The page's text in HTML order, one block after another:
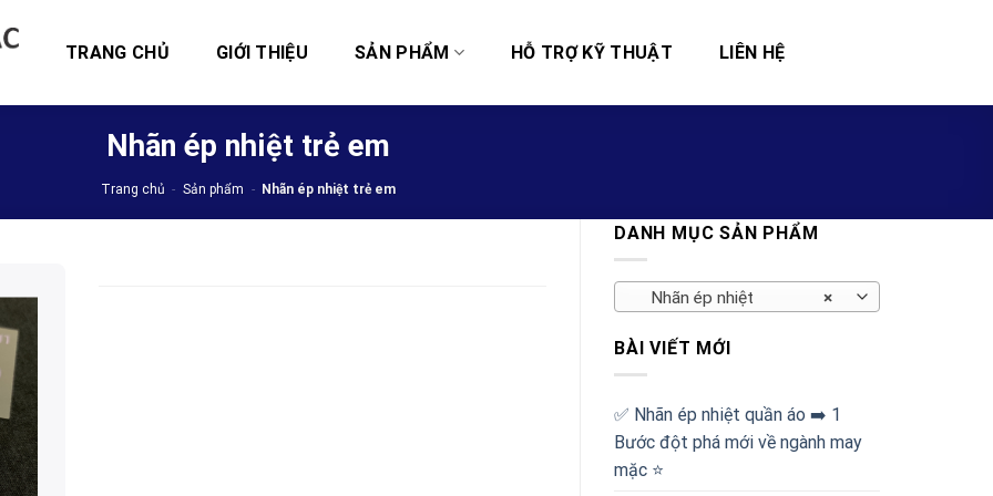
TRANG CHỦ GIỚI THIỆU SẢN PHẨM HỖ TRỢ KỸ THUẬT LIÊN HỆ
Nhãn ép nhiệt trẻ em
Trang chủ - Sản phẩm - Nhãn ép nhiệt trẻ em
DANH MỤC SẢN PHẨM
×
Nhãn ép nhiệt
BÀI VIẾT MỚI
✅‪ Nhãn ép nhiệt quần áo ➡️ 1
Bước đột phá mới về ngành may
mặc ⭐️